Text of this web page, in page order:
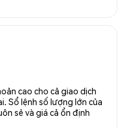
cao cho cả giao dịch
Sổ lệnh số lượng lớn của
sẻ và giá cả ổn định